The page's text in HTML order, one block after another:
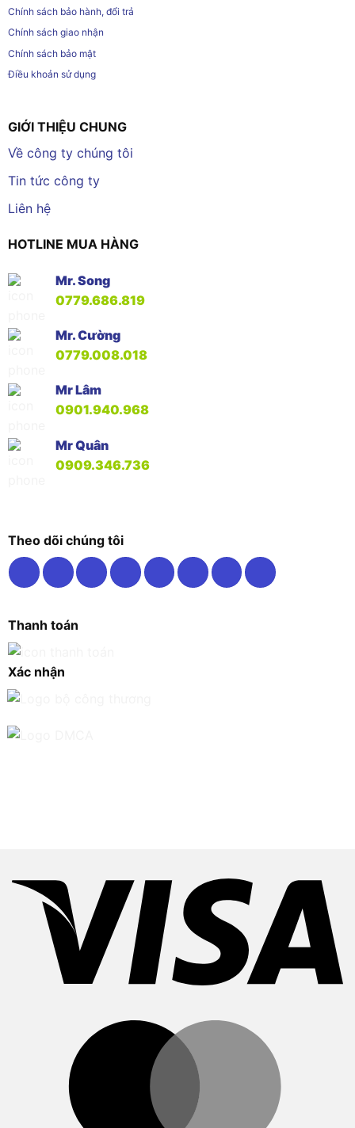
Chính sách bảo hành, đổi trả
Chính sách giao nhận
Chính sách bảo mật
Điều khoản sử dụng
GIỚI THIỆU CHUNG
Về công ty chúng tôi
Tin tức công ty
Liên hệ
HOTLINE MUA HÀNG
Mr. Song
0779.686.819
Mr. Cường
0779.008.018
Mr Lâm
0901.940.968
Mr Quân
0909.346.736
Theo dõi chúng tôi
Thanh toán
Xác nhận